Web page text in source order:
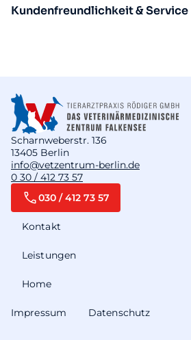
Kundenfreundlichkeit & Service
Scharnweberstr. 136
13405 Berlin
info@vetzentrum-berlin.de
0 30 / 412 73 57
Home
Leistungen
Kontakt
030 / 412 73 57
Impressum Datenschutz